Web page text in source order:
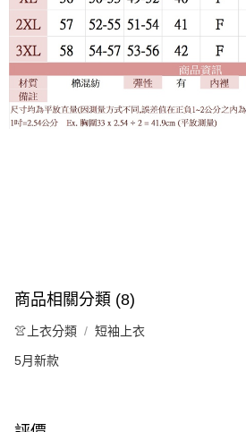
商品相關分類 (8)
👚上衣分類 短袖上衣
5月新款